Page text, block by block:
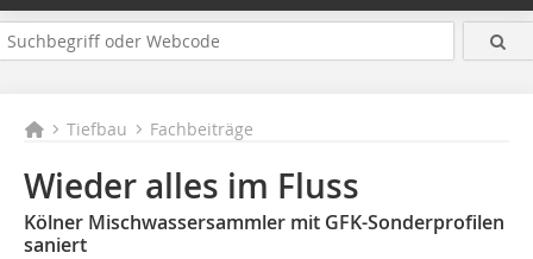
Tiefbau Fachbeiträge
Wieder alles im Fluss
Kölner Mischwassersammler mit GFK-Sonderprofilen
saniert